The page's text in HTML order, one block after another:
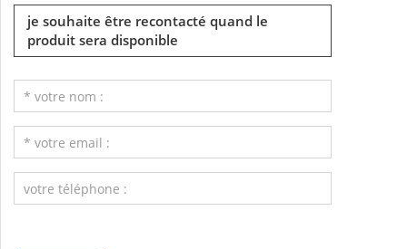
je souhaite être recontacté quand le
produit sera disponible